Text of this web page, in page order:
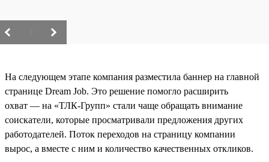
На следующем этапе компания разместила баннер на главной
странице Dream Job. Это решение помогло расширить
охват — на «ТЛК-Групп» стали чаще обращать внимание
соискатели, которые просматривали предложения других
работодателей. Поток переходов на страницу компании
вырос, а вместе с ним и количество качественных откликов.